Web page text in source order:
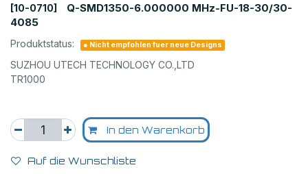
[10-0710]
Q-SMD1350-6.000000 MHz-FU-18-30/30-
4085
Produktstatus: ● Nicht empfohlen fuer neue Designs
SUZHOU UTECH TECHNOLOGY CO.,LTD
TR1000
In den Warenkorb
Auf die Wunschliste